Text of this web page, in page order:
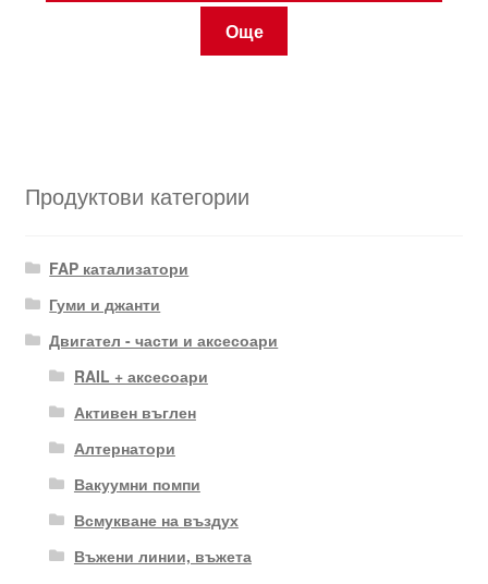
Още
Продуктови категории
FAP катализатори
Гуми и джанти
Двигател - части и аксесоари
RAIL + аксесоари
Активен въглен
Алтернатори
Вакуумни помпи
Всмукване на въздух
Въжени линии, въжета